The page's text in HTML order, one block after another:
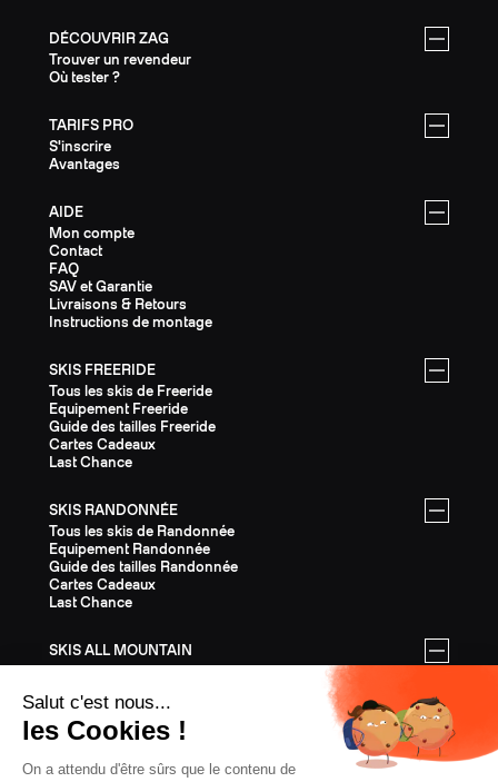
DÉCOUVRIR ZAG
Trouver un revendeur
Où tester ?
TARIFS PRO
S'inscrire
Avantages
AIDE
Mon compte
Contact
FAQ
SAV et Garantie
Livraisons & Retours
Instructions de montage
SKIS FREERIDE
Tous les skis de Freeride
Equipement Freeride
Guide des tailles Freeride
Cartes Cadeaux
Last Chance
SKIS RANDONNÉE
Tous les skis de Randonnée
Equipement Randonnée
Guide des tailles Randonnée
Cartes Cadeaux
Last Chance
SKIS ALL MOUNTAIN
Guide des tailles All Mountain
Cartes Cadeaux
Last Chance